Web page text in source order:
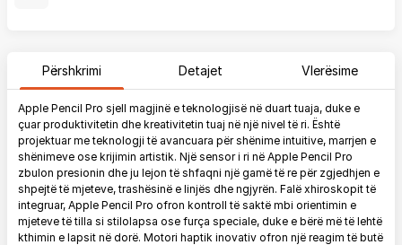
Përshkrimi Detajet Vlerësime
Apple Pencil Pro sjell magjinë e teknologjisë në duart tuaja, duke e
çuar produktivitetin dhe kreativitetin tuaj në një nivel të ri. Është
projektuar me teknologji të avancuara për shënime intuitive, marrjen e
shënimeve ose krijimin artistik. Një sensor i ri në Apple Pencil Pro
zbulon presionin dhe ju lejon të shfaqni një gamë të re për zgjedhjen e
shpejtë të mjeteve, trashësinë e linjës dhe ngjyrën. Falë xhiroskopit të
integruar, Apple Pencil Pro ofron kontroll të saktë mbi orientimin e
mjeteve të tilla si stilolapsa ose furça speciale, duke e bërë më të lehtë
kthimin e lapsit në dorë. Motori haptik inovativ ofron një reagim të butë